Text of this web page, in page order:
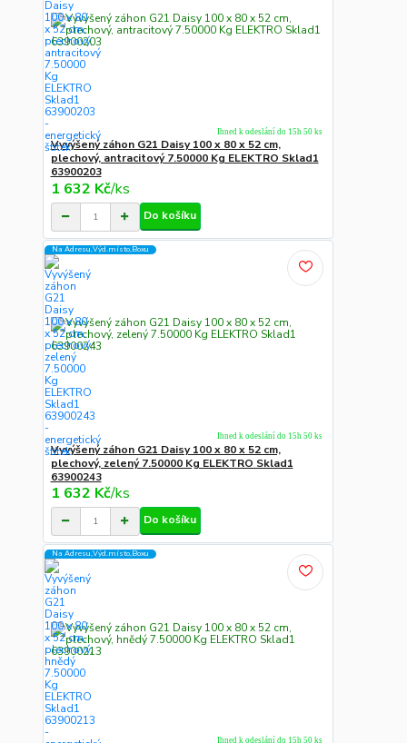
Vyvýšený záhon G21 Daisy 100 x 80 x 52 cm,
plechový, antracitový 7.50000 Kg ELEKTRO Sklad1
63900203
1 632 Kč/ks
Ihned k odeslání do 15h 50 ks
Do košíku
Na Adresu,Výd.místo,Boxu
Vyvýšený záhon G21 Daisy 100 x 80 x 52 cm,
plechový, zelený 7.50000 Kg ELEKTRO Sklad1
63900243
1 632 Kč/ks
Ihned k odeslání do 15h 50 ks
Do košíku
Na Adresu,Výd.místo,Boxu
Ihned k odeslání do 15h 50 ks